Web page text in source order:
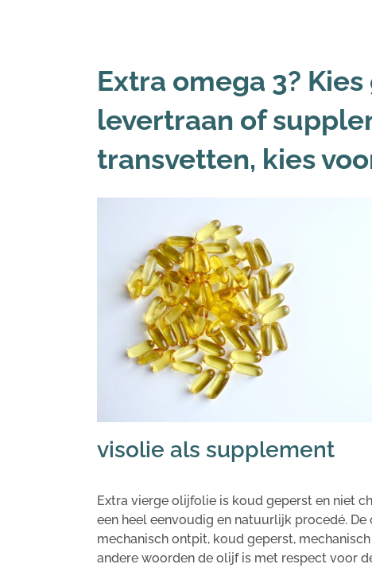
Extra omega 3?
levertraan of
transvetten, kies
visolie als supplement
Extra vierge olijfolie is koud geperst en niet
een heel eenvoudig en natuurlijk procedé.
mechanisch ontpit, koud geperst,
andere woorden de olijf is met respect voor